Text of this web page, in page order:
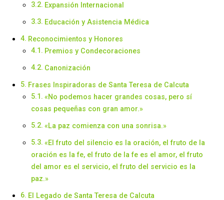
Expansión Internacional
Educación y Asistencia Médica
Reconocimientos y Honores
Premios y Condecoraciones
Canonización
Frases Inspiradoras de Santa Teresa de Calcuta
«No podemos hacer grandes cosas, pero sí
cosas pequeñas con gran amor.»
«La paz comienza con una sonrisa.»
«El fruto del silencio es la oración, el fruto de la
oración es la fe, el fruto de la fe es el amor, el fruto
del amor es el servicio, el fruto del servicio es la
paz.»
El Legado de Santa Teresa de Calcuta